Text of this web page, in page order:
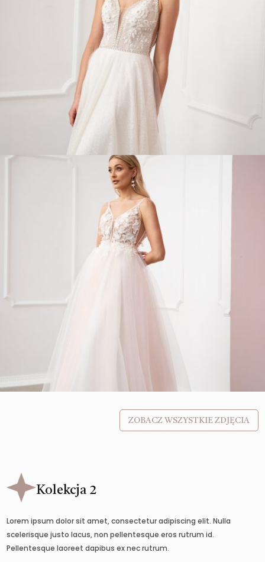
ZOBACZ WSZYSTKIE ZDJĘCIA
Kolekcja 2
Lorem ipsum dolor sit amet, consectetur adipiscing elit. Nulla
scelerisque justo lacus, non pellentesque eros rutrum id.
Pellentesque laoreet dapibus ex nec rutrum.